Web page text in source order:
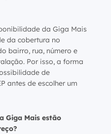
da Giga Mais
da cobertura no
bairro, rua, número e
Por isso, a forma
de
antes de escolher um
Giga Mais estão